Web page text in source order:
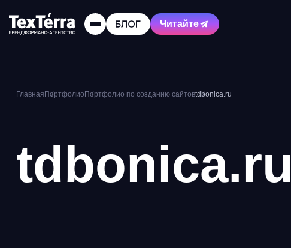
Читайте
Главная Портфолио Портфолио по созданию сайтовtdbonica.ru
tdbonica.ru